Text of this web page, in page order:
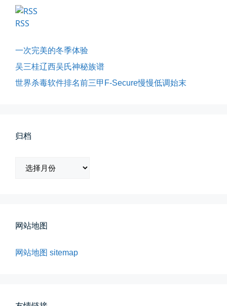
📅 05-04 12:35
晚上出门散步，抬头看月亮很圆，...
RSS
一次完美的冬季体验
吴三桂辽西吴氏神秘族谱
世界杀毒软件排名前三甲F-Secure慢慢低调始末
归档
网站地图
网站地图 sitemap